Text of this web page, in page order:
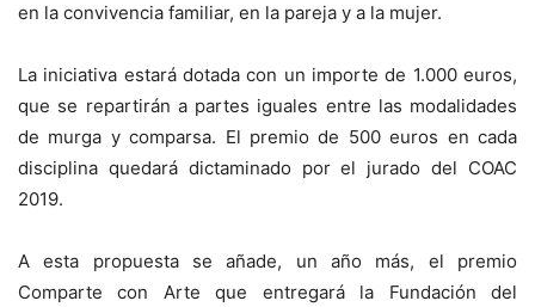
en la convivencia familiar, en la pareja y a la mujer.
La iniciativa estará dotada con un importe de 1.000 euros,
que se repartirán a partes iguales entre las modalidades
de murga y comparsa. El premio de 500 euros en cada
disciplina quedará dictaminado por el jurado del COAC
2019.
A esta propuesta se añade, un año más, el premio
Comparte con Arte que entregará la Fundación del